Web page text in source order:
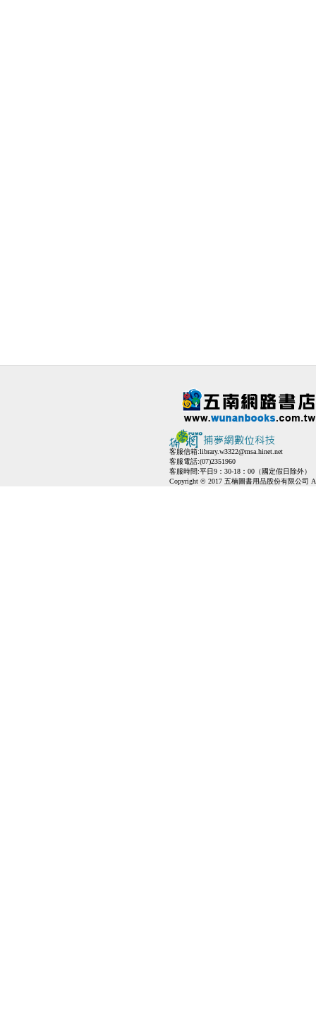
客服信箱:library.w3322@msa.hinet.net
客服電話:(07)2351960
客服時間:平日9：30-18：00（國定假日除外）
Copyright © 2017 五楠圖書用品股份有限公司